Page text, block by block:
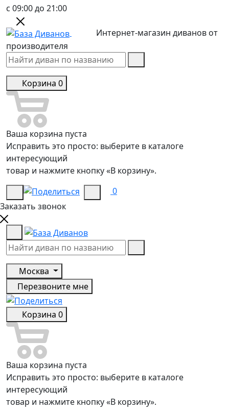
с 09:00 до 21:00
Интернет-магазин диванов от
производителя
Корзина 0
Ваша корзина пуста
Исправить это просто: выберите в каталоге
интересующий
товар и нажмите кнопку «В корзину».
0
Заказать звонок
Москва
Перезвоните мне
Корзина 0
Ваша корзина пуста
Исправить это просто: выберите в каталоге
интересующий
товар и нажмите кнопку «В корзину».